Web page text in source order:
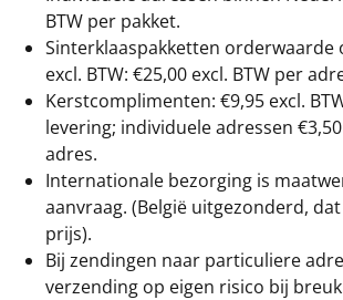
BTW per pakket.
Sinterklaaspakketten orderwaarde
excl. BTW: €25,00 excl. BTW per
Kerstcomplimenten: €9,95 excl.
levering; individuele adressen
adres.
Internationale bezorging is
aanvraag. (België uitgezonderd,
prijs).
Bij zendingen naar particuliere
verzending op eigen risico bij